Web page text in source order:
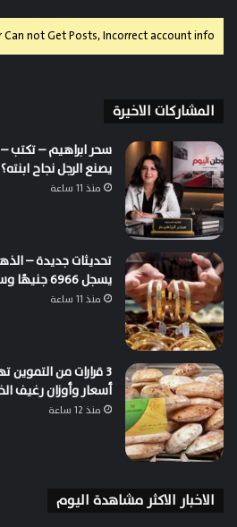
Can not Get Posts, Incorrect account info.
المشاركات الاخيرة
سحر ابراهيم – تكتب –
يصنع الرجل نجاح ابنته؟
منذ 11 ساعة
يسجل 6966 جنيهًا وسط ترقب الأسواق العالمية
منذ 11 ساعة
3 قرارات من التموين
أسعار وأوزان رغيف
منذ 12 ساعة
الاخبار الاكثر مشاهدة اليوم